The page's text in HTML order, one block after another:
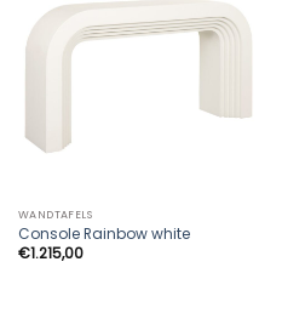
WANDTAFELS
Console Rainbow white
€1.215,00